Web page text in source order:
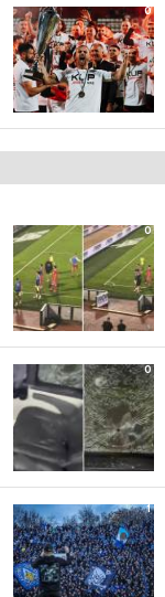
0
0
0
1